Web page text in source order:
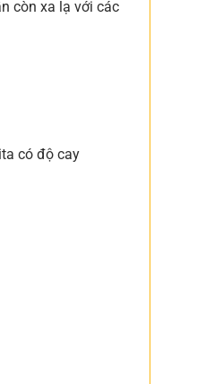
còn xa lạ với các
có độ cay